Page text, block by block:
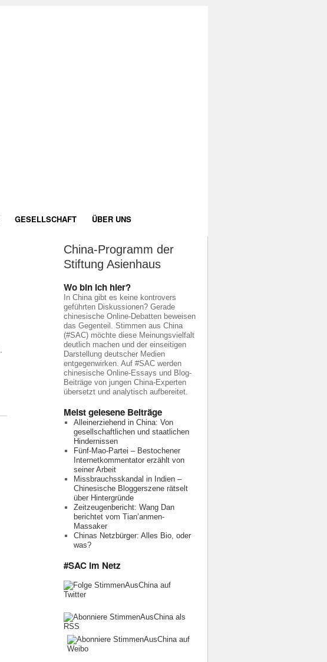
GESELLSCHAFT ÜBER UNS
China-Programm der
Stiftung Asienhaus
Wo bin ich hier?
In China gibt es keine kontrovers
geführten Diskussionen? Gerade
chinesische Online-Debatten beweisen
das Gegenteil. Stimmen aus China
(#SAC) möchte diese Meinungsvielfalt
deutlich machen und der einseitigen
Darstellung deutscher Medien
entgegenwirken. Auf #SAC werden
chinesische Online-Essays und Blog-
Beiträge von jungen China-Experten
übersetzt und analytisch aufbereitet.
Meist gelesene Beiträge
Alleinerziehend in China: Von
gesellschaftlichen und staatlichen
Hindernissen
Fünf-Mao-Partei – Bestochener
Internetkommentator erzählt von
seiner Arbeit
Missbrauchsskandal in Indien –
Chinesische Bloggerszene rätselt
über Hintergründe
Zeitzeugenbericht: Wang Dan
berichtet vom Tian’anmen-
Massaker
Chinas Netzbürger: Alles Bio, oder
was?
#SAC im Netz